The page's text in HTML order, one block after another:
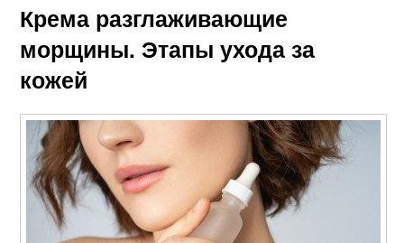
Крема разглаживающие
морщины. Этапы ухода за
кожей